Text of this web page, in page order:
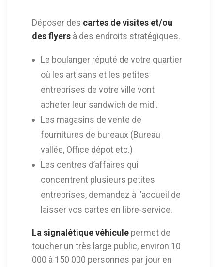
Déposer des cartes de visites et/ou
des flyers à des endroits stratégiques.
Le boulanger réputé de votre quartier
où les artisans et les petites
entreprises de votre ville vont
acheter leur sandwich de midi.
Les magasins de vente de
fournitures de bureaux (Bureau
vallée, Office dépot etc.)
Les centres d’affaires qui
concentrent plusieurs petites
entreprises, demandez à l’accueil de
laisser vos cartes en libre-service.
La signalétique véhicule permet de
toucher un très large public, environ 10
000 à 150 000 personnes par jour en